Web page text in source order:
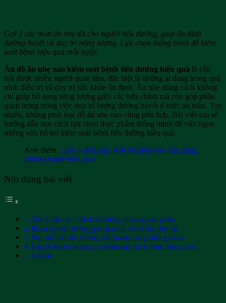
Gợi ý các món ăn nhẹ tốt cho người tiểu đường, giúp ổn định
đường huyết và duy trì năng lượng. Lựa chọn thông minh để kiểm
soát bệnh hiệu quả mỗi ngày.
Ăn đồ ăn nhẹ nào kiểm soát bệnh tiểu đường hiệu quả là câu
hỏi được nhiều người quan tâm, đặc biệt là những ai đang trong quá
trình điều trị và duy trì sức khỏe ổn định. Ăn nhẹ đúng cách không
chỉ giúp bổ sung năng lượng giữa các bữa chính mà còn góp phần
quan trọng trong việc duy trì lượng đường huyết ở mức an toàn. Tuy
nhiên, không phải loại đồ ăn nhẹ nào cũng phù hợp. Bài viết sau sẽ
hướng dẫn bạn cách lựa chọn thực phẩm thông minh để vừa ngon
miệng vừa hỗ trợ kiểm soát bệnh tiểu đường hiệu quả.
Xem thêm: Làm 6 điều này mỗi tối giúp bạn cân bằng
đường huyết hiệu quả
Nội dung bài viết
Chú ý đến các chất dinh dưỡng có trong sản phẩm
Bổ sung dinh dưỡng giàu protein vào khẩu phần ăn
Hạn chế tiêu thụ đường tinh luyện trong khẩu phần ăn
Lập kế hoạch ăn uống và kiểm soát kích thước khẩu phần
Lời kết